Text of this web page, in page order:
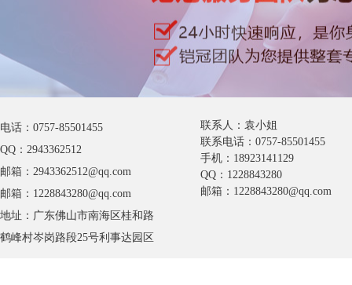
电话：0757-85501455
QQ：2943362512
邮箱：2943362512@qq.com
邮箱：1228843280@qq.com
地址：广东佛山市南海区桂和路
鹤峰村岑岗路段25号利事达园区
联系人：袁小姐
联系电话：0757-85501455
手机：18923141129
QQ：1228843280
邮箱：1228843280@qq.com